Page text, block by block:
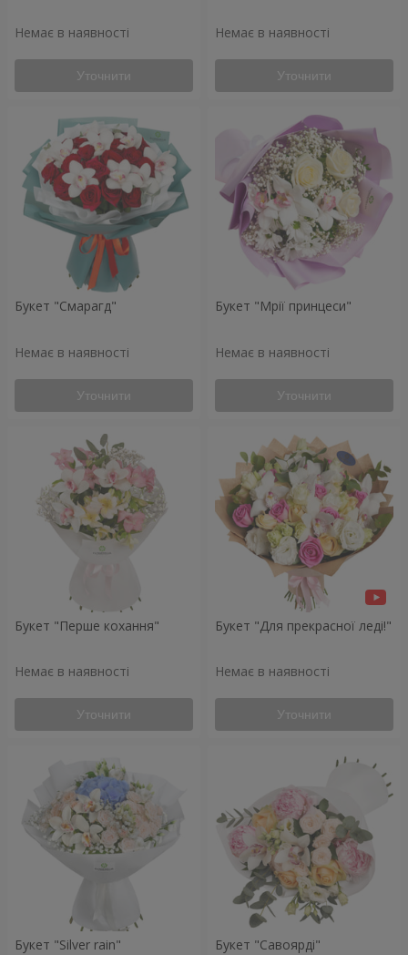
Немає в наявності
Уточнити
Немає в наявності
Уточнити
Букет "Смарагд"
Немає в наявності
Уточнити
Букет "Мрії принцеси"
Немає в наявності
Уточнити
Букет "Перше кохання"
Немає в наявності
Уточнити
Букет "Для прекрасної леді!"
Немає в наявності
Уточнити
Букет "Silver rain" Букет "Савоярді"